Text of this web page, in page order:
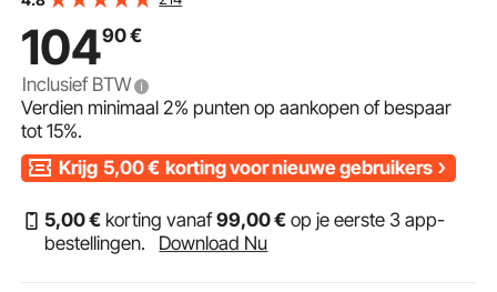
10490€
Inclusief BTW
Verdien minimaal2% punten op aankopen of bespaar
tot15%.
Krijg 5,00€ korting voor nieuwe gebruikers
5,00€ korting vanaf99,00€ op je eerste 3 app-
bestellingen.
Download Nu